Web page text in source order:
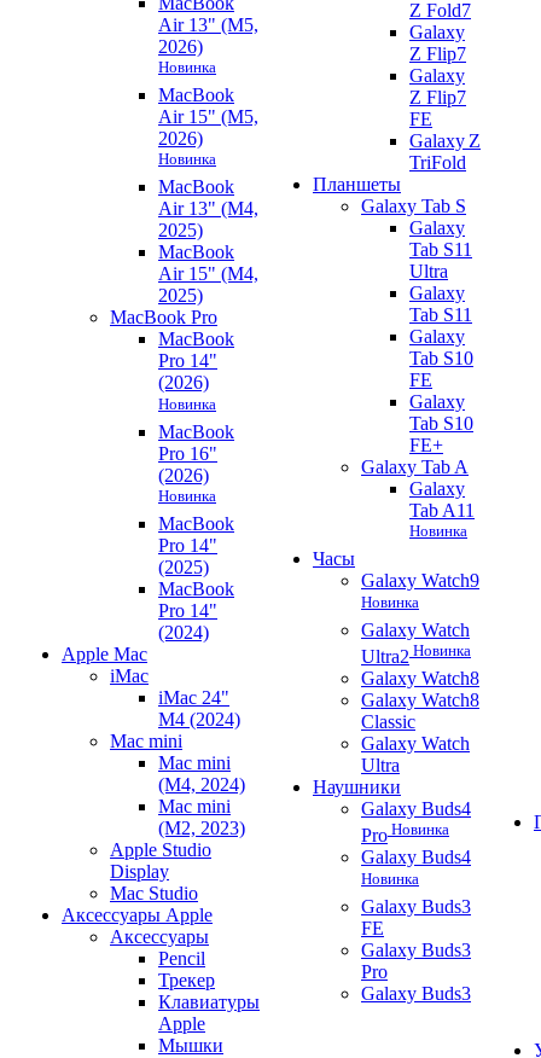
Air 13" (M5,
2026)
Новинка
MacBook
Air 15" (M5,
2026)
Новинка
MacBook
Air 13" (M4,
2025)
MacBook
Air 15" (M4,
2025)
MacBook Pro
MacBook
Pro 14"
(2026)
Новинка
MacBook
Pro 16"
(2026)
Новинка
MacBook
Pro 14"
(2025)
MacBook
Pro 14"
(2024)
Apple Mac
iMac
iMac 24"
M4 (2024)
Mac mini
Mac mini
(M4, 2024)
Mac mini
(M2, 2023)
Apple Studio
Display
Mac Studio
Аксессуары Apple
Аксессуары
Pencil
Трекер
Клавиатуры
Apple
Мышки
Z Fold7
Galaxy
Z Flip7
Galaxy
Z Flip7
FE
Galaxy Z
TriFold
Планшеты
Galaxy Tab S
Galaxy
Tab S11
Ultra
Galaxy
Tab S11
Galaxy
Tab S10
FE
Galaxy
Tab S10
FE+
Galaxy Tab A
Galaxy
Tab A11
Новинка
Часы
Galaxy Watch9
Новинка
Galaxy Watch
Ultra2 Новинка
Galaxy Watch8
Galaxy Watch8
Classic
Galaxy Watch
Ultra
Наушники
Galaxy Buds4
Pro Новинка
Galaxy Buds4
Новинка
Galaxy Buds3
FE
Galaxy Buds3
Pro
Galaxy Buds3